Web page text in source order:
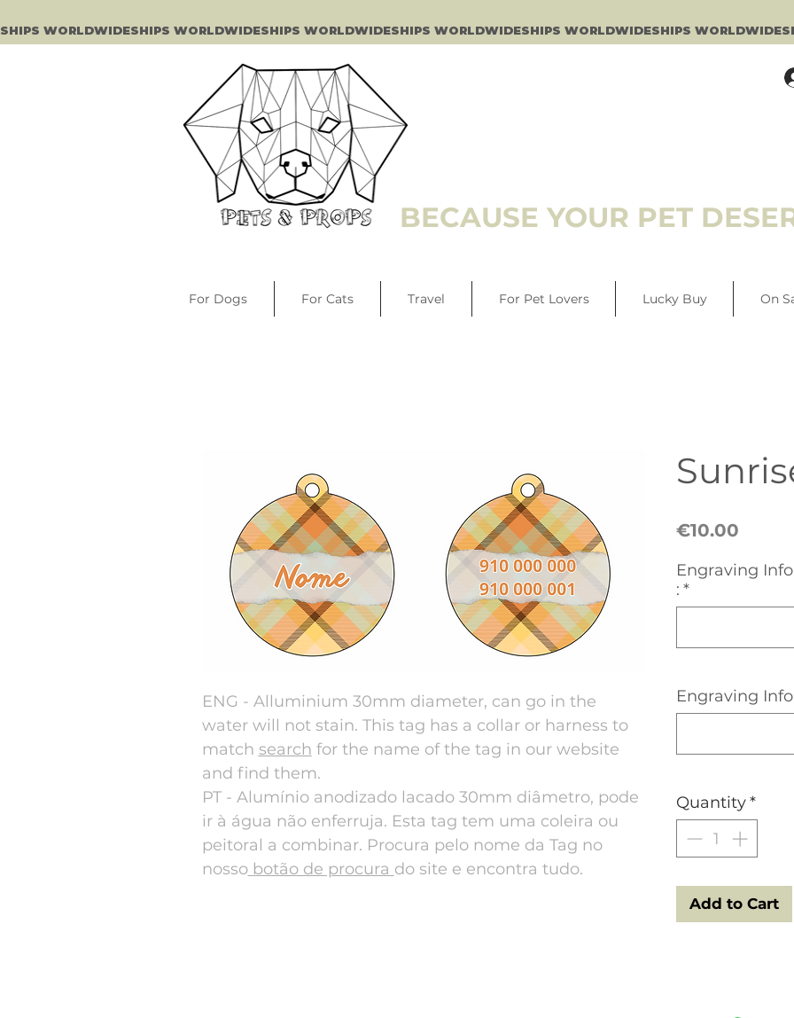
SHIPS WORLDWIDE
BECAUSE YOUR PET
For Dogs For Cats Travel For Pet Lovers Lucky Buy On
ENG - Alluminium 30mm diameter, can go in the
water will not stain. This tag has a collar or harness to
match search for the name of the tag in our website
and find them.
PT - Alumínio anodizado lacado 30mm diâmetro, pode
ir à água não enferruja. Esta tag tem uma coleira ou
peitoral a combinar. Procura pelo nome da Tag no
nosso botão de procura do site e encontra tudo.
€10.00Price
Engraving
: *
Engraving
Quantity *
Add to Cart